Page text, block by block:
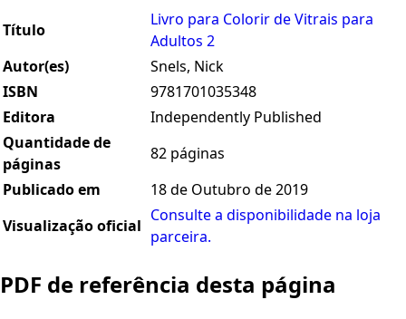
Título
Livro para Colorir de Vitrais para
Adultos 2
Autor(es)
Snels, Nick
ISBN
9781701035348
Editora
Independently Published
Quantidade de
páginas
82 páginas
Publicado em
18 de Outubro de 2019
Visualização oficial
Consulte a disponibilidade na loja
parceira.
PDF de referência desta página